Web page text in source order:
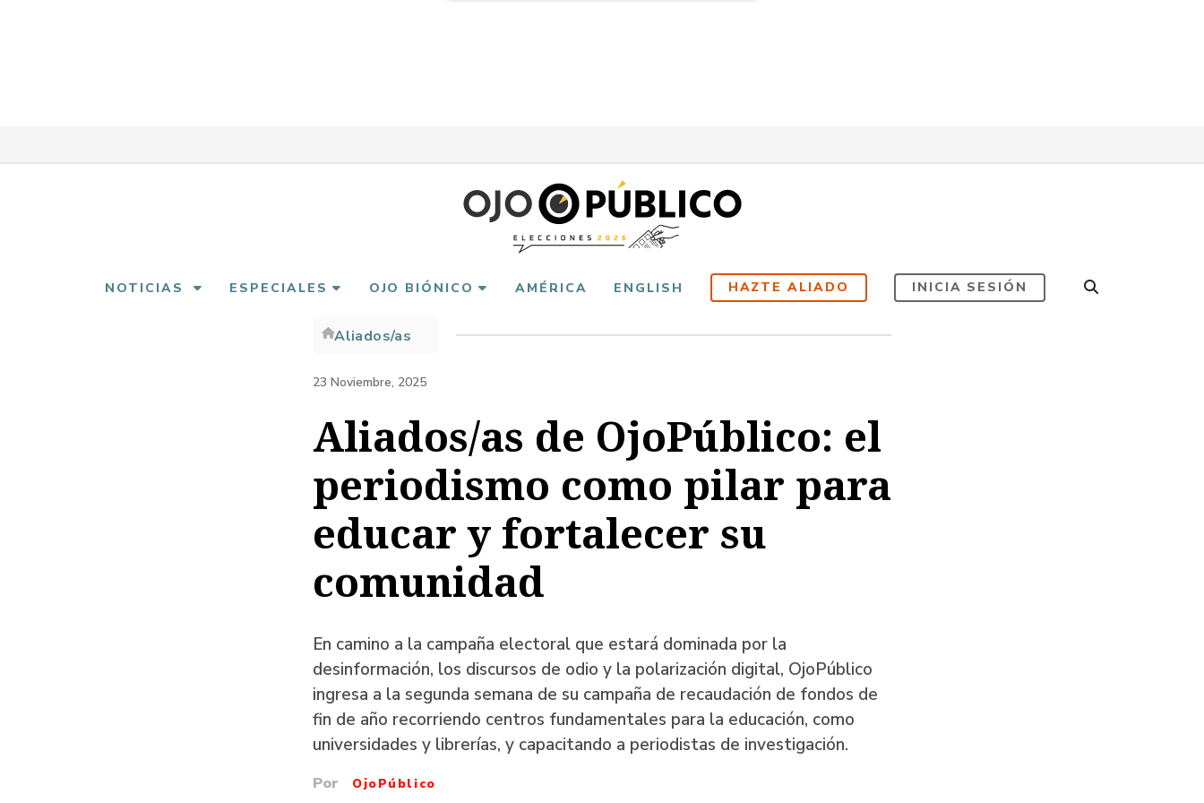
NOTICIAS ESPECIALES OJO BIÓNICO AMÉRICA ENGLISH HAZTE ALIADO INICIA SESIÓN
Sobrescribir
enlaces
de
ayuda
a
la
navegación
Aliados/as
23 Noviembre, 2025
Aliados/as de OjoPúblico: el
periodismo como pilar para
educar y fortalecer su
comunidad
En camino a la campaña electoral que estará dominada por la
desinformación, los discursos de odio y la polarización digital, OjoPúblico
ingresa a la segunda semana de su campaña de recaudación de fondos de
fin de año recorriendo centros fundamentales para la educación, como
universidades y librerías, y capacitando a periodistas de investigación.
Por OjoPúblico